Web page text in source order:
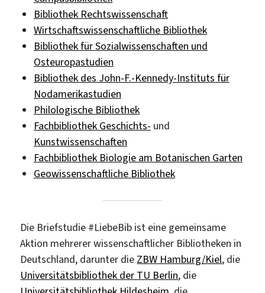
Bibliothek Rechtswissenschaft
Wirtschaftswissenschaftliche Bibliothek
Bibliothek für Sozialwissenschaften und
Osteuropastudien
Bibliothek des John-F.-Kennedy-Instituts für
Nodamerikastudien
Philologische Bibliothek
Fachbibliothek Geschichts- und
Kunstwissenschaften
Fachbibliothek Biologie am Botanischen Garten
Geowissenschaftliche Bibliothek
Die Briefstudie #LiebeBib ist eine gemeinsame
Aktion mehrerer wissenschaftlicher Bibliotheken in
Deutschland, darunter die ZBW Hamburg/Kiel, die
Universitätsbibliothek der TU Berlin, die